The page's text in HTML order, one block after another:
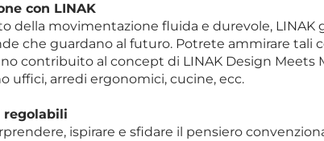
con LINAK
della movimentazione fluida e durevole, LINAK
che guardano al futuro. Potrete ammirare tali
contribuito al concept di LINAK Design Meets
uffici, arredi ergonomici, cucine, ecc.
regolabili
ispirare e sfidare il pensiero